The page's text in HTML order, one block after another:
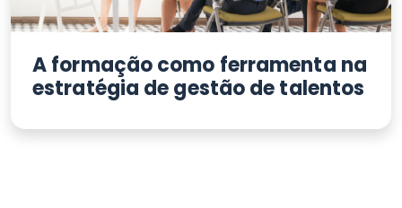
A formação como ferramenta na
estratégia de gestão de talentos